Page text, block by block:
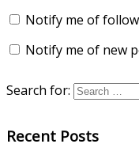
Notify me of
Notify me of new
Search for:
Recent Posts